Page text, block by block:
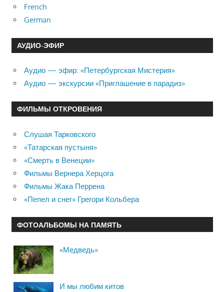
French
German
АУДИО-ЭФИР
Аудио — эфир: «Петербургская Мистерия»
Аудио — экскурсии «Приглашение в парадиз»
ФИЛЬМЫ ОТКРОВЕНИЯ
Слушая Тарковского
«Татарская пустыня»
«Смерть в Венеции»
Фильмы Вернера Херцога
Фильмы Жака Перрена
«Пепел и снег» Грегори Кольбера
ФОТОАЛЬБОМЫ НА ПАМЯТЬ
«Медведь»
И мы любим китов